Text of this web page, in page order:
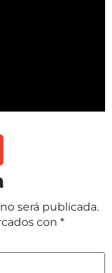
será publicada.
con *